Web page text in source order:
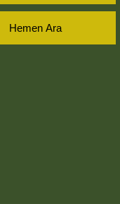
Hemen Ara